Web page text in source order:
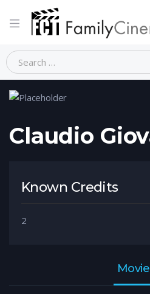
Home Person Claudio
Claudio
Known Credits
2